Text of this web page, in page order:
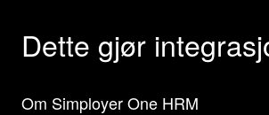
Support
Dette gjør
Om Simployer One HRM